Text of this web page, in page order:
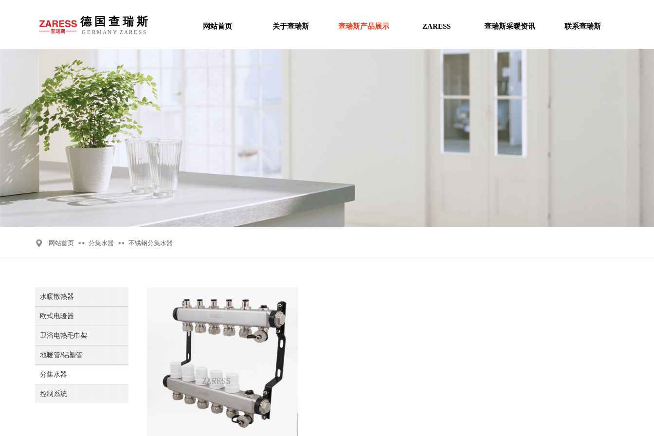
网站首页 关于查瑞斯 查瑞斯产品展示 ZARESS 查瑞斯采暖资讯 联系查瑞斯
德 国 查 瑞 斯
G E R M A N Y Z A R E S S
网站首页 >> 分集水器 >> 不锈钢分集水器
水暖散热器
欧式电暖器
卫浴电热毛巾架
地暖管/铝塑管
分集水器
控制系统